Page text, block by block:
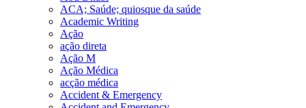
ACA; Saúde; quiosque da saúde
Academic Writing
Ação
ação direta
Ação M
Ação Médica
acção médica
Accident & Emergency